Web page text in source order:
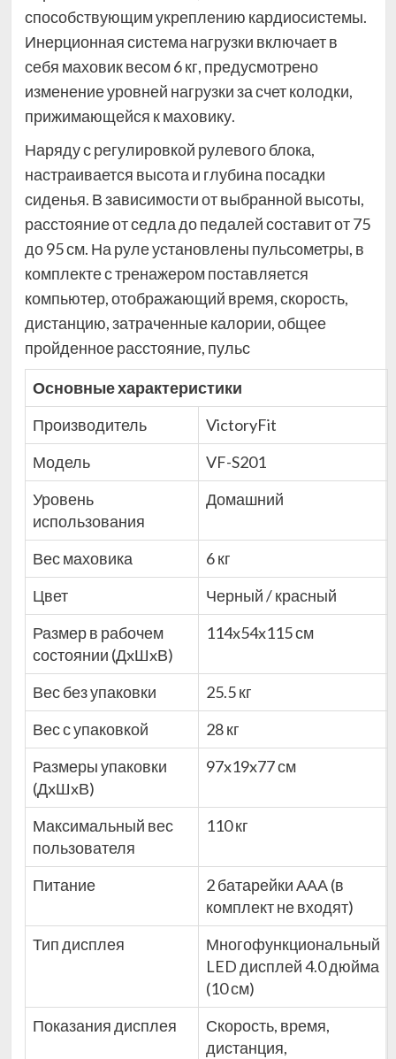
способствующим укреплению кардиосистемы.
Инерционная система нагрузки включает в
себя маховик весом 6 кг, предусмотрено
изменение уровней нагрузки за счет колодки,
прижимающейся к маховику.
Наряду с регулировкой рулевого блока,
настраивается высота и глубина посадки
сиденья. В зависимости от выбранной высоты,
расстояние от седла до педалей составит от 75
до 95 см. На руле установлены пульсометры, в
комплекте с тренажером поставляется
компьютер, отображающий время, скорость,
дистанцию, затраченные калории, общее
пройденное расстояние, пульс
Основные характеристики
Производитель
VictoryFit
Модель
VF-S201
Уровень
использования
Домашний
Вес маховика
6 кг
Цвет
Черный / красный
Размер в рабочем
состоянии (ДxШxВ)
114x54x115 см
Вес без упаковки
25.5 кг
Вес с упаковкой
28 кг
Размеры упаковки
(ДxШxВ)
97x19x77 см
Максимальный вес
пользователя
110 кг
Питание
2 батарейки ААА (в
комплект не входят)
Тип дисплея
Многофункциональный
LED дисплей 4.0 дюйма
(10 см)
Показания дисплея
Скорость, время,
дистанция,